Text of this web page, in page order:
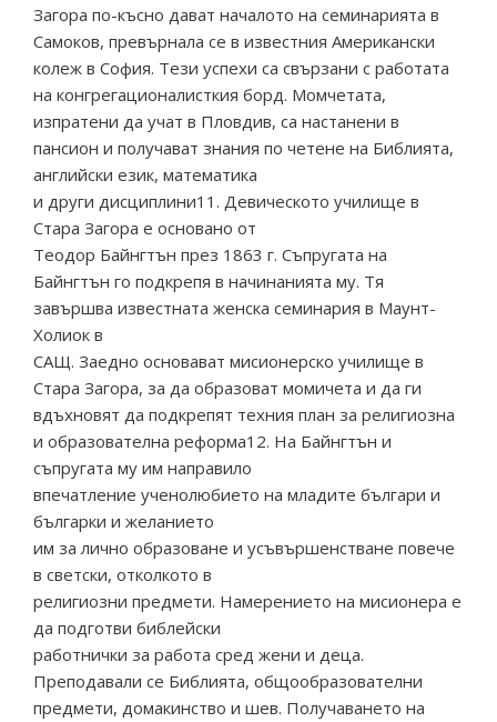
Загора по-късно дават началото на семинарията в
Самоков, превърнала се в известния Американски
колеж в София. Тези успехи са свързани с работата
на конгрегационалисткия борд. Момчетата,
изпратени да учат в Пловдив, са настанени в
пансион и получават знания по четене на Библията,
английски език, математика
и други дисциплини11. Девическото училище в
Стара Загора е основано от
Теодор Байнгтън през 1863 г. Съпругата на
Байнгтън го подкрепя в начинанията му. Тя
завършва известната женска семинария в Маунт-
Холиок в
САЩ. Заедно основават мисионерско училище в
Стара Загора, за да образоват момичета и да ги
вдъхновят да подкрепят техния план за религиозна
и образователна реформа12. На Байнгтън и
съпругата му им направило
впечатление ученолюбието на младите българи и
българки и желанието
им за лично образоване и усъвършенстване повече
в светски, отколкото в
религиозни предмети. Намерението на мисионера е
да подготви библейски
работнички за работа сред жени и деца.
Преподавали се Библията, общообразователни
предмети, домакинство и шев. Получаването на